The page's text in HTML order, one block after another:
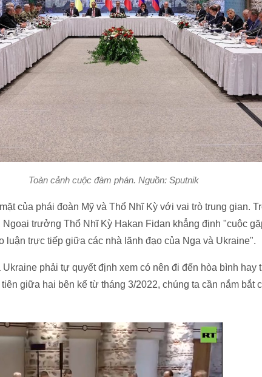
Toàn cảnh cuộc đàm phán. Nguồn: Sputnik
của phái đoàn Mỹ và Thổ Nhĩ Kỳ với vai trò trung gian.
trưởng Thổ Nhĩ Kỳ Hakan Fidan khẳng định "cuộc
luận trực tiếp giữa các nhà lãnh đạo của Nga và Ukraine".
Ukraine phải tự quyết định xem có nên đi đến hòa bình hay
giữa hai bên kể từ tháng 3/2022, chúng ta cần nắm bắt